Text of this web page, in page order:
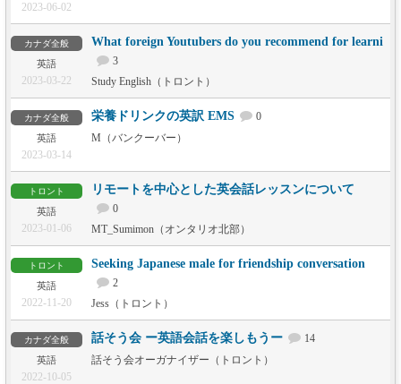
2023-06-02
カナダ全般
英語
2023-03-22
What foreign Youtubers do you recommend for learni
3
Study English（トロント）
カナダ全般
英語
2023-03-14
栄養ドリンクの英訳 EMS
0
M（バンクーバー）
トロント
英語
2023-01-06
リモートを中心とした英会話レッスンについて
0
MT_Sumimon（オンタリオ北部）
トロント
英語
2022-11-20
Seeking Japanese male for friendship conversation
2
Jess（トロント）
カナダ全般
英語
2022-10-05
話そう会 ー英語会話を楽しもうー
14
話そう会オーガナイザー（トロント）